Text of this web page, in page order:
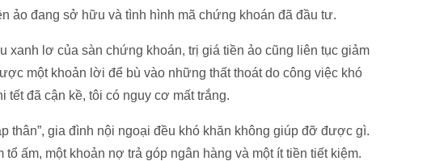
ảo đang sở hữu và tình hình mã chứng khoán đã đầu tư.
xanh lơ của sàn chứng khoán, trị giá tiền ảo cũng liên tục giảm
một khoản lời để bù vào những thất thoát do công việc khó
tết đã cận kề, tôi có nguy cơ mất trắng.
thân”, gia đình nội ngoại đều khó khăn không giúp đỡ được gì.
ấm, một khoản nợ trả góp ngân hàng và một ít tiền tiết kiệm.